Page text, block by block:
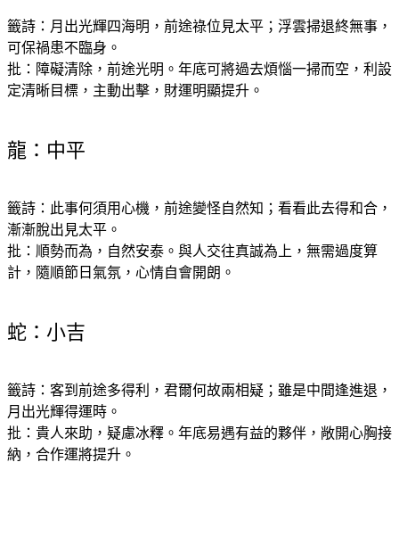
籤詩：月出光輝四海明，前途祿位見太平；浮雲掃退終無事，
可保禍患不臨身。
批：障礙清除，前途光明。年底可將過去煩惱一掃而空，利設
定清晰目標，主動出擊，財運明顯提升。
龍：中平
籤詩：此事何須用心機，前途變怪自然知；看看此去得和合，
漸漸脫出見太平。
批：順勢而為，自然安泰。與人交往真誠為上，無需過度算
計，隨順節日氣氛，心情自會開朗。
蛇：小吉
籤詩：客到前途多得利，君爾何故兩相疑；雖是中間逢進退，
月出光輝得運時。
批：貴人來助，疑慮冰釋。年底易遇有益的夥伴，敞開心胸接
納，合作運將提升。